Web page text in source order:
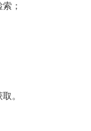
；
。